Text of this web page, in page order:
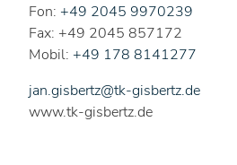
Fon: +49 2045 9970239
Fax: +49 2045 857172
Mobil: +49 178 8141277
jan.gisbertz@tk-gisbertz.de
www.tk-gisbertz.de